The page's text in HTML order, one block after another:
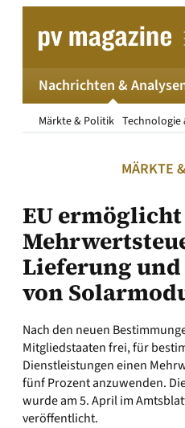
springen
Nachrichten &
Märkte & Politik
MÄRKTE
EU
Lieferung
von
Nach den neuen
Mitgliedstaaten frei, für
Dienstleistungen einen
fünf Prozent anzuwenden.
wurde am 5. April im
veröffentlicht.